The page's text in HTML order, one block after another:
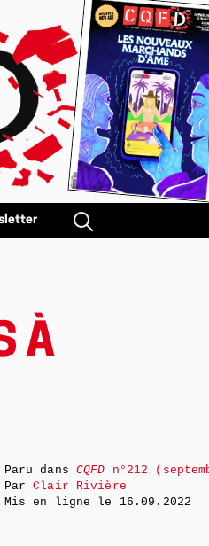
À
Paru dans CQFD n°212
ParClair Rivière
Mis en ligne le 16.09.2022